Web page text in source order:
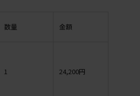
数量 金額
1 24,200円